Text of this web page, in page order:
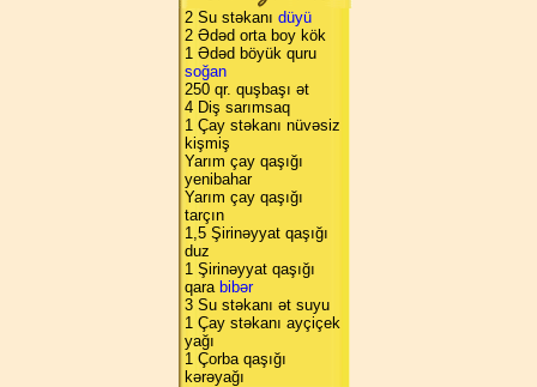
2 Su stəkanı düyü
2 Ədəd orta boy kök
1 Ədəd böyük quru
soğan
250 qr. quşbaşı ət
4 Diş sarımsaq
1 Çay stəkanı nüvəsiz
kişmiş
Yarım çay qaşığı
yenibahar
Yarım çay qaşığı
tarçın
1,5 Şirinəyyat qaşığı
duz
1 Şirinəyyat qaşığı
qara bibər
3 Su stəkanı ət suyu
1 Çay stəkanı ayçiçek
yağı
1 Çorba qaşığı
kərəyağı